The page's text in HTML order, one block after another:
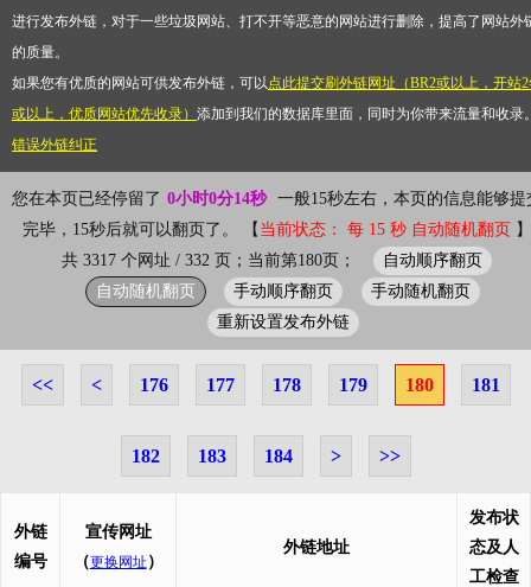
进行发布外链，对于一些垃圾网站、打不开等恶意的网站进行删除，提高了网站外
的质量。
如果您有优质的网站可供发布外链，可以点此提交刷外链网址（BR2或以上，开站
或以上，优质网站优先收录） 添加到我们的数据库里面，同时为你带来流量和收录
错误外链纠正
您在本页已经停留了 0小时0分14秒 一般15秒左右，本页的信息能够提
完毕，15秒后就可以翻页了。 【 当前状态： 每 15 秒 自动随机翻页 】
共 3317 个网址 / 332 页；当前第180页；
自动顺序翻页
自动随机翻页
手动顺序翻页
手动随机翻页
重新设置发布外链
<< < 176 177 178 179 180 181
182 183 184 > >>
外链
编号
宣传网址
（更换网址 ）
外链地址
发布状
态及人
工检查